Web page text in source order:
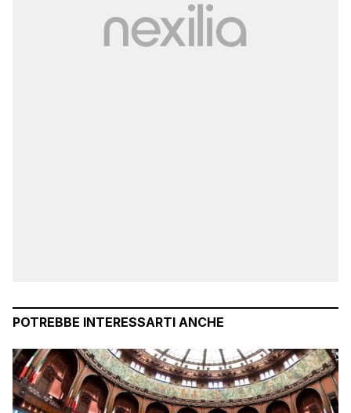
POTREBBE INTERESSARTI ANCHE